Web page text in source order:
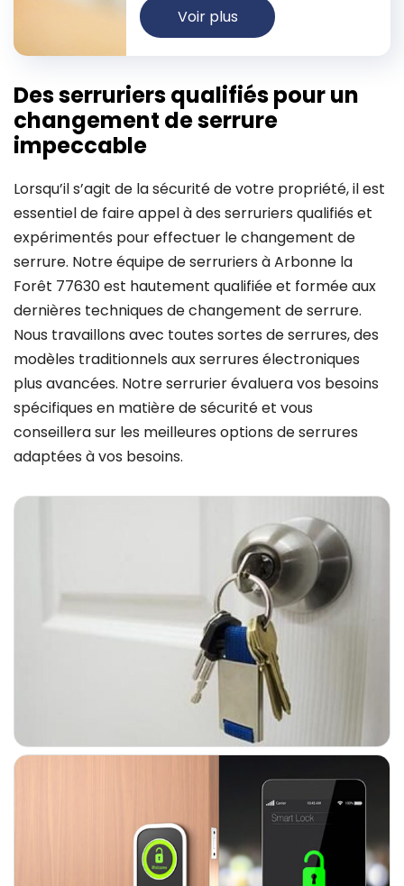
Voir plus
Des serruriers qualifiés pour un
changement de serrure
impeccable
Lorsqu’il s’agit de la sécurité de votre propriété, il est
essentiel de faire appel à des serruriers qualifiés et
expérimentés pour effectuer le changement de
serrure. Notre équipe de serruriers à Arbonne la
Forêt 77630 est hautement qualifiée et formée aux
dernières techniques de changement de serrure.
Nous travaillons avec toutes sortes de serrures, des
modèles traditionnels aux serrures électroniques
plus avancées. Notre serrurier évaluera vos besoins
spécifiques en matière de sécurité et vous
conseillera sur les meilleures options de serrures
adaptées à vos besoins.